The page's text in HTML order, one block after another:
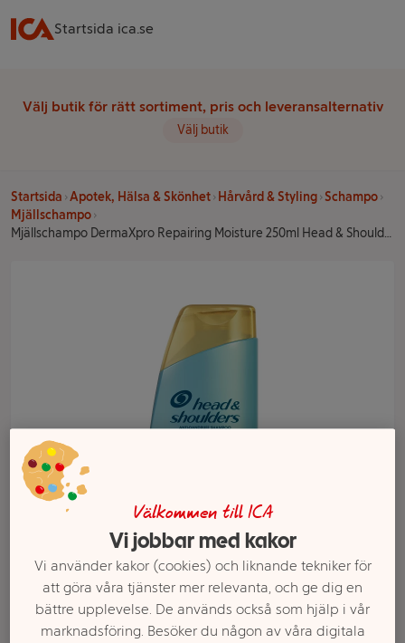
Startsida ica.se
Välj butik för rätt sortiment, pris och leveransalternativ
Välj butik
Startsida Apotek, Hälsa & Skönhet Hårvård & Styling Schampo
Mjällschampo
Mjällschampo DermaXpro Repairing Moisture 250ml Head & Shoulders
Välkommen till ICA
Vi jobbar med kakor
Vi använder kakor (cookies) och liknande tekniker för
att göra våra tjänster mer relevanta, och ge dig en
bättre upplevelse. De används också som hjälp i vår
marknadsföring. Besöker du någon av våra digitala